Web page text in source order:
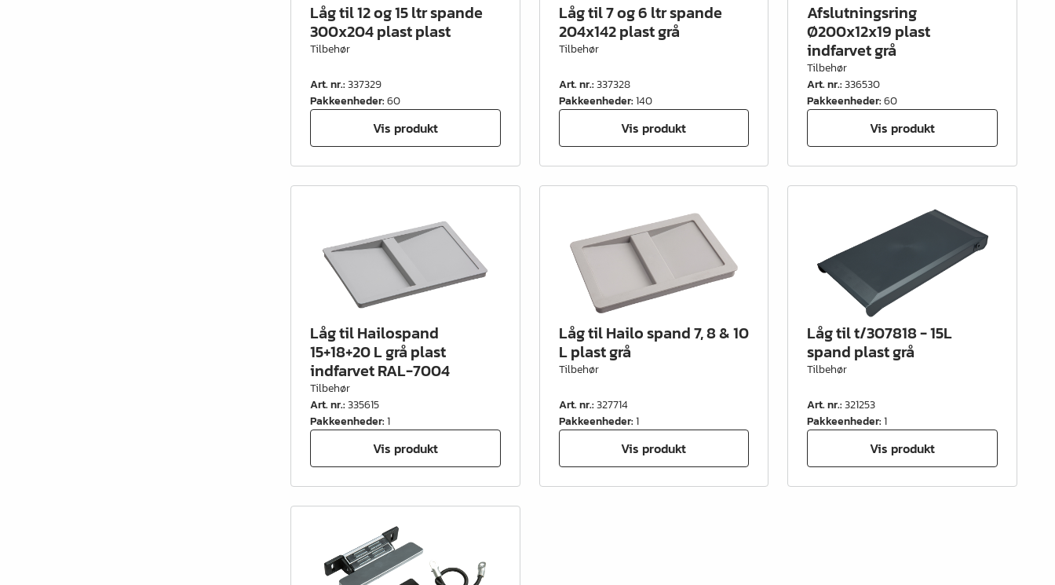
Låg til 12 og 15 ltr spande
300x204 plast plast
Tilbehør
Art. nr.:337329
Pakkeenheder:60
Vis produkt
Låg til 7 og 6 ltr spande
204x142 plast grå
Tilbehør
Art. nr.:337328
Pakkeenheder:140
Vis produkt
Afslutningsring
Ø200x12x19 plast
indfarvet grå
Tilbehør
Art. nr.:336530
Pakkeenheder:60
Vis produkt
Låg til Hailospand
15+18+20 L grå plast
indfarvet RAL-7004
Tilbehør
Art. nr.:335615
Pakkeenheder:1
Vis produkt
Låg til Hailo spand 7, 8 & 10
L plast grå
Tilbehør
Art. nr.:327714
Pakkeenheder:1
Vis produkt
Låg til t/307818 - 15L
spand plast grå
Tilbehør
Art. nr.:321253
Pakkeenheder:1
Vis produkt